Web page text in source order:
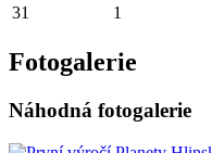
31
1
Fotogalerie
Náhodná fotogalerie